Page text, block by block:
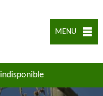
MENU
indisponible